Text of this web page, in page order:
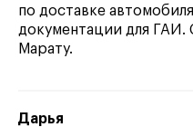
по доставке
документации для ГАИ.
Марату.
Дарья